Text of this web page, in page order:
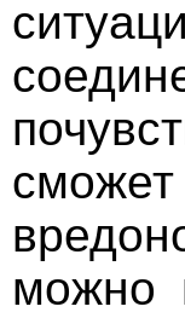
сможет
можно